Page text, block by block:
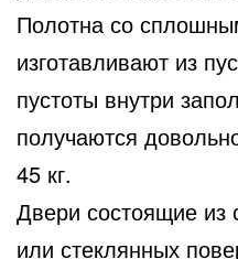
Полотна со
изготавливают из
пустоты внутри
получаются
45 кг.
Двери состоящие из
или стеклянных